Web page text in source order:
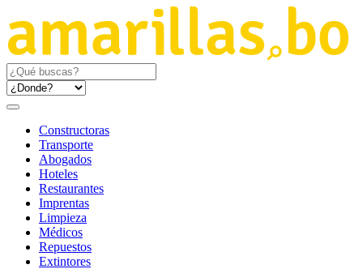
Constructoras
Transporte
Abogados
Hoteles
Restaurantes
Imprentas
Limpieza
Médicos
Repuestos
Extintores